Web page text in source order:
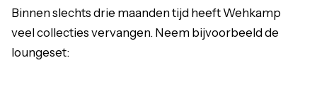
Binnen slechts drie maanden tijd heeft Wehkamp
veel collecties vervangen. Neem bijvoorbeeld de
loungeset: